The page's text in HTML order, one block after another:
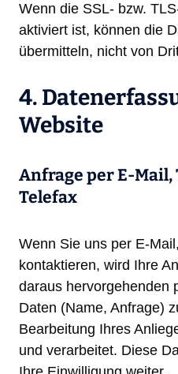
Wenn die SSL- bzw.
aktiviert ist, können die
übermitteln, nicht von
4.
Website
Anfrage per E-Mail,
Telefax
Wenn Sie uns per E-
kontaktieren, wird Ihre
daraus hervorgehenden
Daten (Name, Anfrage)
Bearbeitung Ihres
und verarbeitet. Diese